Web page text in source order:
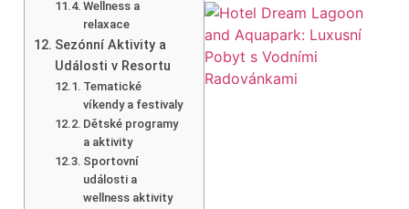
Wellness a
relaxace
Sezónní Aktivity a
Události v Resortu
Tematické
víkendy a festivaly
Dětské programy
a aktivity
Sportovní
události a
wellness aktivity